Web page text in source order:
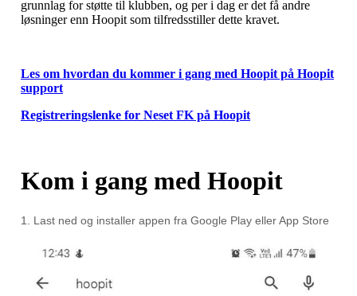
grunnlag for støtte til klubben, og per i dag er det få andre
løsninger enn Hoopit som tilfredsstiller dette kravet.
Les om hvordan du kommer i gang med Hoopit på Hoopit
support
Registreringslenke for Neset FK på Hoopit
Kom i gang med Hoopit
1. Last ned og installer appen fra Google Play eller App Store